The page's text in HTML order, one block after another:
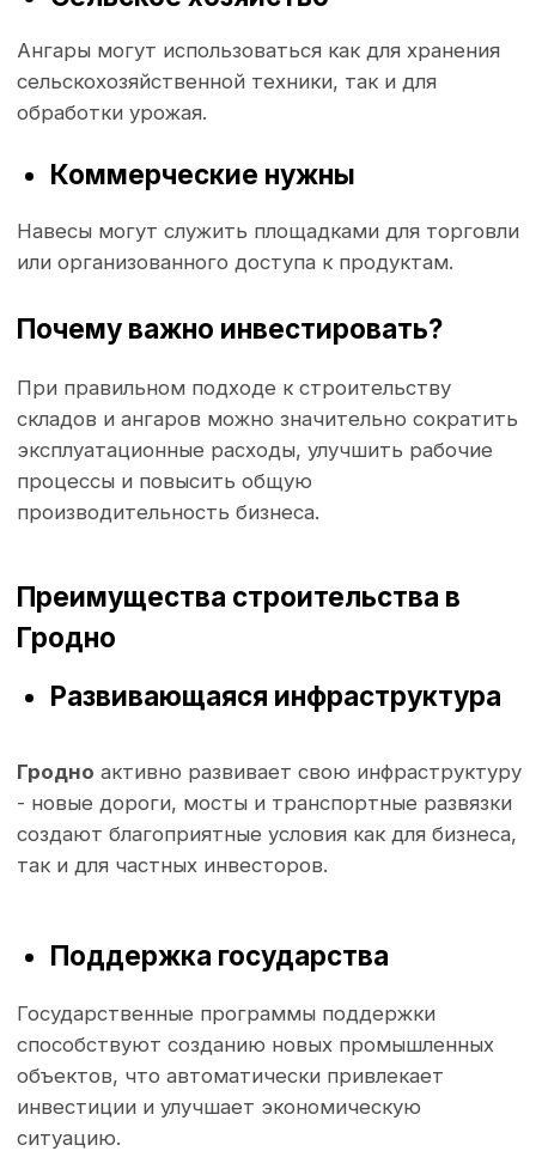
ситуацию.
Заключение
Строительство промышленных объектов,
просто необходимость, а важный шаг к
развитию бизнеса. Учитывая эффективность,
правильного подхода к проектированию, такая
инвестиция всегда оправдана. Если Вы
находитесь на перепутье, задумайтесь о
данное строительство.
осуществить свои бизнес-идеи. Построенные
сегодня объекты станут основой успешного
бизнеса завтра. А, возможно, именно Ваше
предприятие станет следующей жемчужиной в
экономике столицы Беларуси!